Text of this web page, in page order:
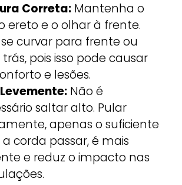
Correta:Mantenha o
ereto e o olhar à frente.
se curvar para frente ou
pois isso pode causar
e lesões.
Não é
saltar alto. Pular
apenas o suficiente
corda passar, é mais
e reduz o impacto nas